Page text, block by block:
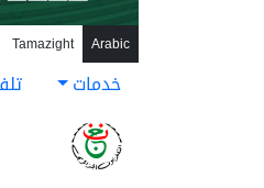
Arabic
Tamazight
خدمات